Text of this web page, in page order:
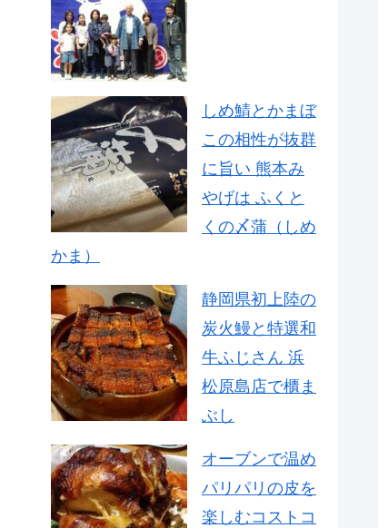
しめ鯖とかまぼ
この相性が抜群
に旨い 熊本み
やげは ふくと
くの〆蒲（しめ
かま）
静岡県初上陸の
炭火鰻と特選和
牛ふじさん 浜
松原島店で櫃ま
ぶし
オーブンで温め
パリパリの皮を
楽しむコストコ